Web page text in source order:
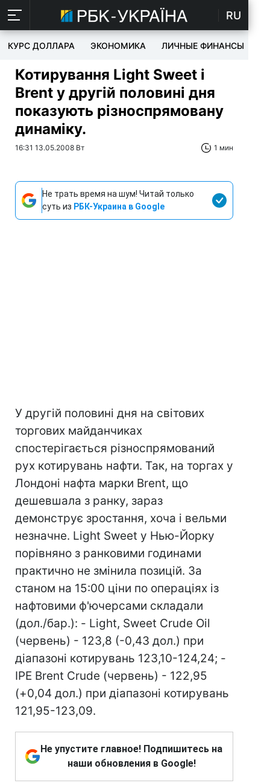
RU
КУРС ДОЛЛАРА ЭКОНОМИКА ЛИЧНЫЕ ФИНАНСЫ
Котирування Light Sweet і
Brent у другій половині дня
показують різноспрямовану
динаміку.
16:31 13.05.2008 Вт 1 мин
Не трать время на шум! Читай только
суть из РБК-Украина в Google
У другій половині дня на світових
торгових майданчиках
спостерігається різноспрямований
рух котирувань нафти. Так, на торгах у
Лондоні нафта марки Brent, що
дешевшала з ранку, зараз
демонструє зростання, хоча і вельми
незначне. Light Sweet у Нью-Йорку
порівняно з ранковими годинами
практично не змінила позицій. За
станом на 15:00 ціни по операціях із
нафтовими ф'ючерсами складали
(дол./бар.): - Light, Sweet Crude Oil
(червень) - 123,8 (-0,43 дол.) при
діапазоні котирувань 123,10-124,24; -
IPE Brent Crude (червень) - 122,95
(+0,04 дол.) при діапазоні котирувань
121,95-123,09.
Не упустите главное! Подпишитесь на
наши обновления в Google!